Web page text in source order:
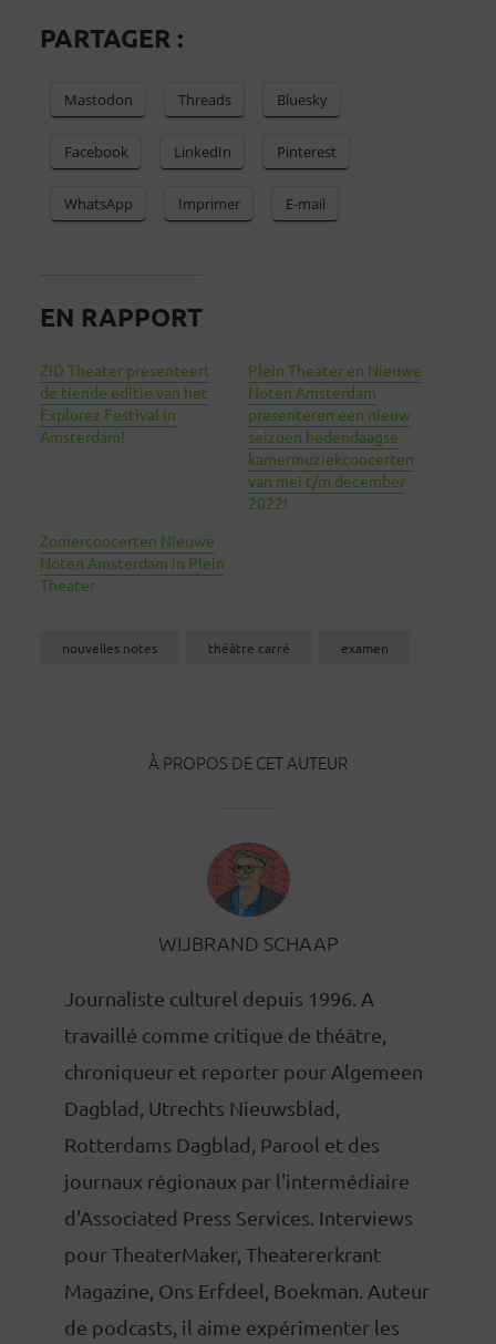
PARTAGER :
Mastodon Threads Bluesky
Facebook LinkedIn Pinterest
WhatsApp Imprimer E-mail
EN RAPPORT
ZID Theater presenteert
de tiende editie van het
Explorez Festival in
Amsterdam!
Plein Theater en Nieuwe
Noten Amsterdam
presenteren een nieuw
seizoen hedendaagse
kamermuziekconcerten
van mei t/m december
2022!
Zomerconcerten Nieuwe
Noten Amsterdam in Plein
Theater
nouvelles notes théâtre carré examen
À PROPOS DE CET AUTEUR
WIJBRAND SCHAAP
Journaliste culturel depuis 1996. A
travaillé comme critique de théâtre,
chroniqueur et reporter pour Algemeen
Dagblad, Utrechts Nieuwsblad,
Rotterdams Dagblad, Parool et des
journaux régionaux par l'intermédiaire
d'Associated Press Services. Interviews
pour TheaterMaker, Theatererkrant
Magazine, Ons Erfdeel, Boekman. Auteur
de podcasts, il aime expérimenter les